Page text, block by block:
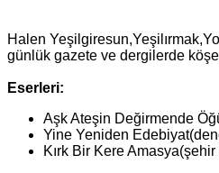
Halen
günlük gazete ve dergilerde köşe
Eserleri:
Aşk Ateşin Değirmende
Yine Yeniden
Kırk Bir Kere Amasya(şehir